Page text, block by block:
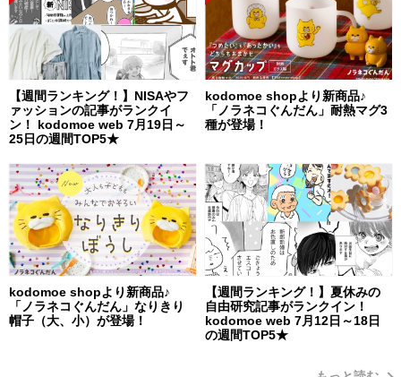
【週間ランキング！】NISAやフ
ァッションの記事がランクイ
ン！ kodomoe web 7月19日～
25日の週間TOP5★
kodomoe shopより新商品♪
「ノラネコぐんだん」耐熱マグ3
種が登場！
kodomoe shopより新商品♪
「ノラネコぐんだん」なりきり
帽子（大、小）が登場！
【週間ランキング！】夏休みの
自由研究記事がランクイン！
kodomoe web 7月12日～18日
の週間TOP5★